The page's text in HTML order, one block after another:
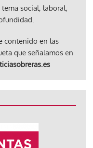
social, laboral,
contenido en las
que señalamos en